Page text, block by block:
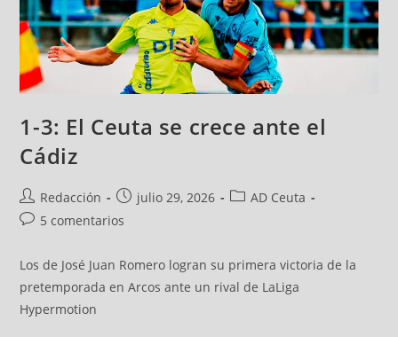
1-3: El Ceuta se crece ante el
Cádiz
Redacción julio 29, 2026
AD Ceuta
5 comentarios
Los de José Juan Romero logran su primera victoria de la
pretemporada en Arcos ante un rival de LaLiga
Hypermotion